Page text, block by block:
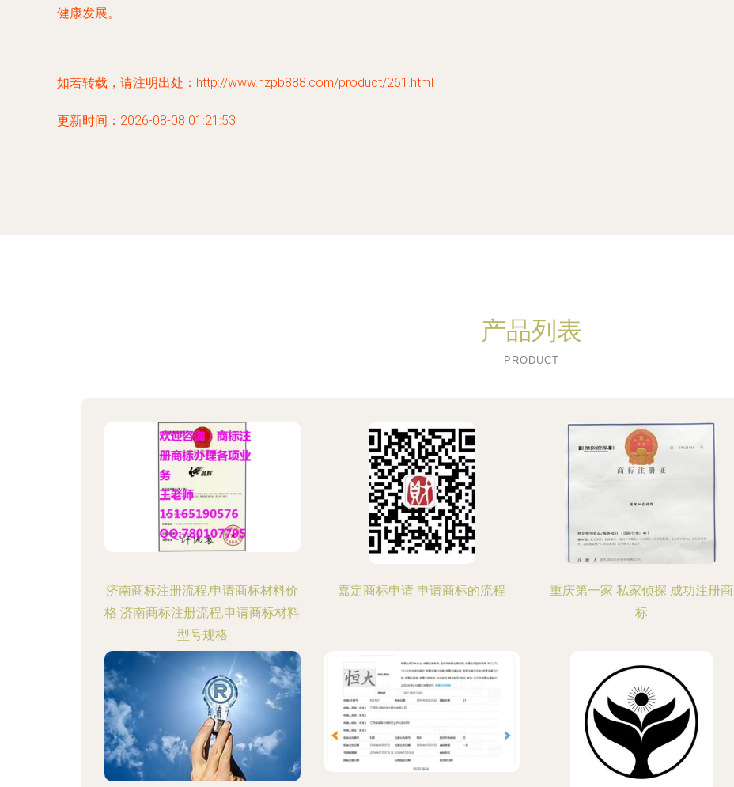
健康发展。
如若转载，请注明出处：http://www.hzpb888.com/product/261.html
更新时间：2026-08-08 01:21:53
产品列表
PRODUCT
济南商标注册流程,申请商标材料价
格 济南商标注册流程,申请商标材料
型号规格
嘉定商标申请 申请商标的流程
重庆第一家 私家侦探 成功注册商
标